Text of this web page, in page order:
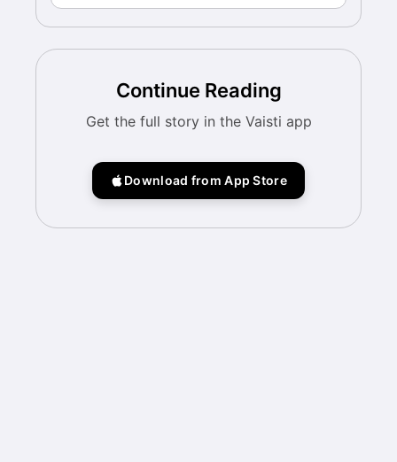
Continue Reading
Get the full story in the Vaisti app
Download from App Store